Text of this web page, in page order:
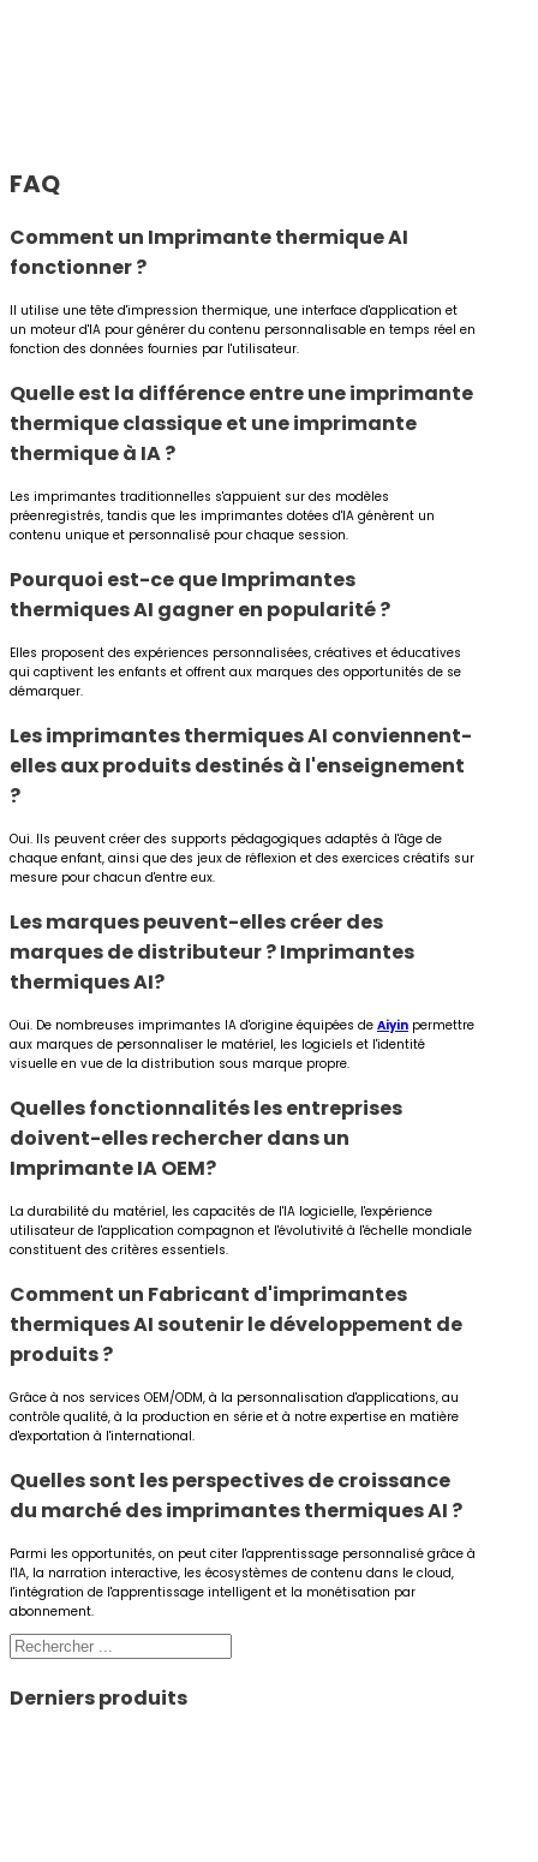
FAQ
Comment un Imprimante thermique AI
fonctionner ?
Il utilise une tête d'impression thermique, une interface d'application et
un moteur d'IA pour générer du contenu personnalisable en temps réel en
fonction des données fournies par l'utilisateur.
Quelle est la différence entre une imprimante
thermique classique et une imprimante
thermique à IA ?
Les imprimantes traditionnelles s'appuient sur des modèles
préenregistrés, tandis que les imprimantes dotées d'IA génèrent un
contenu unique et personnalisé pour chaque session.
Pourquoi est-ce queImprimantes
thermiques AI gagner en popularité ?
Elles proposent des expériences personnalisées, créatives et éducatives
qui captivent les enfants et offrent aux marques des opportunités de se
démarquer.
Les imprimantes thermiques AI conviennent-
elles aux produits destinés à l'enseignement
?
Oui. Ils peuvent créer des supports pédagogiques adaptés à l'âge de
chaque enfant, ainsi que des jeux de réflexion et des exercices créatifs sur
mesure pour chacun d'entre eux.
Les marques peuvent-elles créer des
marques de distributeur ?Imprimantes
thermiques AI?
Oui. De nombreuses imprimantes IA d'origine équipées de Aiyin permettre
aux marques de personnaliser le matériel, les logiciels et l'identité
visuelle en vue de la distribution sous marque propre.
Quelles fonctionnalités les entreprises
doivent-elles rechercher dans un
Imprimante IA OEM?
La durabilité du matériel, les capacités de l'IA logicielle, l'expérience
utilisateur de l'application compagnon et l'évolutivité à l'échelle mondiale
constituent des critères essentiels.
Comment un Fabricant d'imprimantes
thermiques AI soutenir le développement de
produits ?
Grâce à nos services OEM/ODM, à la personnalisation d'applications, au
contrôle qualité, à la production en série et à notre expertise en matière
d'exportation à l'international.
Quelles sont les perspectives de croissance
du marché des imprimantes thermiques AI ?
Parmi les opportunités, on peut citer l'apprentissage personnalisé grâce à
l'IA, la narration interactive, les écosystèmes de contenu dans le cloud,
l'intégration de l'apprentissage intelligent et la monétisation par
abonnement.
Rechercher
Derniers produits